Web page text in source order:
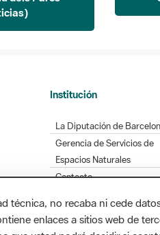
Institución
La Diputación de
Gerencia de Servicios de
Espacios Naturales
Contacto
técnica, no recaba ni cede
enlaces a sitios web de